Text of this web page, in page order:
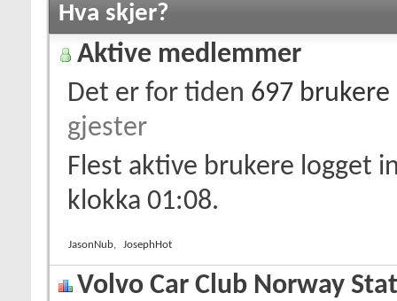
Hva skjer?
Aktive medlemmer
Det er for tiden 697
gjester
Flest aktive brukere logget
klokka 01:08.
JasonNub, JosephHot
Volvo Car Club Norway